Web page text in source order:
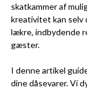
skatkammer af
kreativitet kan selv
lækre, indbydende
gæster.
I denne artikel
dine dåsevarer. Vi